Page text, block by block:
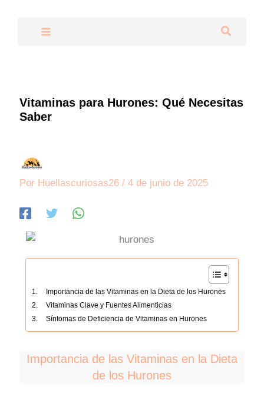
Buscar
Vitaminas para Hurones: Qué Necesitas
Saber
Por Huellascuriosas26/4 de junio de 2025
Importancia de las Vitaminas en la Dieta de los Hurones
Vitaminas Clave y Fuentes Alimenticias
Síntomas de Deficiencia de Vitaminas en Hurones
Importancia de las Vitaminas en la Dieta
de los Hurones